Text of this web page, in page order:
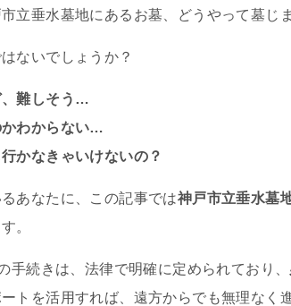
市立垂水墓地にあるお墓、どうやって墓じ
ないでしょうか？
、難しそう…
かわからない…
かなきゃいけないの？
あなたに、この記事では神戸市立垂水墓
。
手続きは、法律で明確に定められており、
トを活用すれば、遠方からでも無理なく